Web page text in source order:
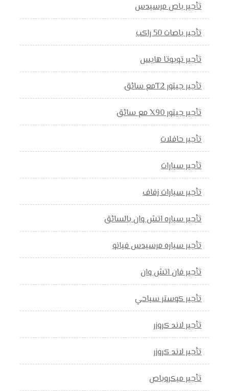
تأجير باص مرسيدس
تأجير باصات 50 راكب
تأجير تويوتا هايس
تأجير جيتور T2مع سائق
تأجير جيتور X90 مع سائق
تأجير حافلات
تأجير سيارات
تأجير سيارات زفاف
تأجير سياره اتش وان بالسائق
تأجير سياره مرسيدس فيانو
تأجير فان اتش وان
تأجير كوستر سياحي
تأجير لاند كروزر
تأجير لاند كروزر
تأجير ميكروباص